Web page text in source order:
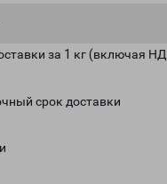
за 1 кг (включая
срок доставки